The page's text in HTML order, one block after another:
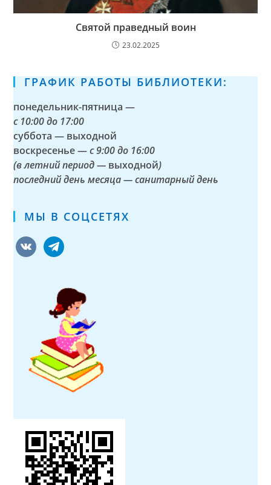
Святой праведный воин
23.02.2025
ГРАФИК РАБОТЫ БИБЛИОТЕКИ:
понедельник-пятница —
с 10:00 до 17:00
суббота — выходной
воскресенье —с 9:00 до 16:00
(в летний период — выходной)
последний день месяца — санитарный день
МЫ В СОЦСЕТЯХ
vkontaktetelegram